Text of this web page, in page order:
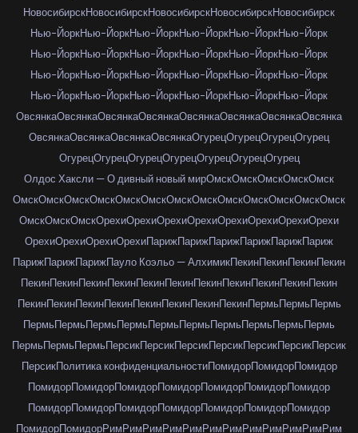
НовосибирскНовосибирскНовосибирскНовосибирскНовосибирск
Нью-ЙоркНью-ЙоркНью-ЙоркНью-ЙоркНью-ЙоркНью-Йорк
Нью-ЙоркНью-ЙоркНью-ЙоркНью-ЙоркНью-ЙоркНью-Йорк
Нью-ЙоркНью-ЙоркНью-ЙоркНью-ЙоркНью-ЙоркНью-Йорк
Нью-ЙоркНью-ЙоркНью-ЙоркНью-ЙоркНью-ЙоркНью-Йорк
ОвсянкаОвсянкаОвсянкаОвсянкаОвсянкаОвсянкаОвсянкаОвсянка
ОвсянкаОвсянкаОвсянкаОвсянкаОгурецОгурецОгурецОгурец
ОгурецОгурецОгурецОгурецОгурецОгурецОгурец
Олдос Хаксли — О дивный новый мирОмскОмскОмскОмскОмск
ОмскОмскОмскОмскОмскОмскОмскОмскОмскОмскОмскОмскОмск
ОмскОмскОмскОрехиОрехиОрехиОрехиОрехиОрехиОрехиОрехи
ОрехиОрехиОрехиОрехиПарижПарижПарижПарижПарижПариж
ПарижПарижПарижПауло Коэльо — АлхимикПекинПекинПекинПекин
ПекинПекинПекинПекинПекинПекинПекинПекинПекинПекинПекин
ПекинПекинПекинПекинПекинПекинПекинПекинПермьПермьПермь
ПермьПермьПермьПермьПермьПермьПермьПермьПермьПермь
ПермьПермьПермьПерсикПерсикПерсикПерсикПерсикПерсикПерсик
ПерсикПолитика конфиденциальностиПомидорПомидорПомидор
ПомидорПомидорПомидорПомидорПомидорПомидорПомидор
ПомидорПомидорПомидорПомидорПомидорПомидорПомидор
ПомидорПомидорРимРимРимРимРимРимРимРимРимРимРимРим